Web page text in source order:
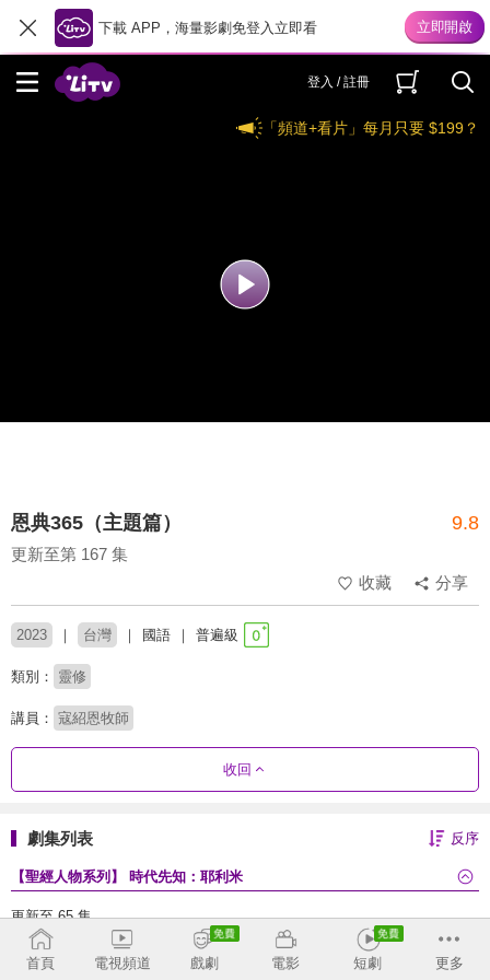
下載 APP，海量影劇免登入立即看
登入 / 註冊
「頻道+看片」每月只要 $199？
恩典365（主題篇） 9.8
更新至第 167 集
收藏
分享
2023 台灣 國語 普遍級
類別： 靈修
講員： 寇紹恩牧師
收回
劇集列表 反序
【聖經人物系列】 時代先知：耶利米
更新至 65 集
首頁 電視頻道 戲劇 電影 短劇 更多